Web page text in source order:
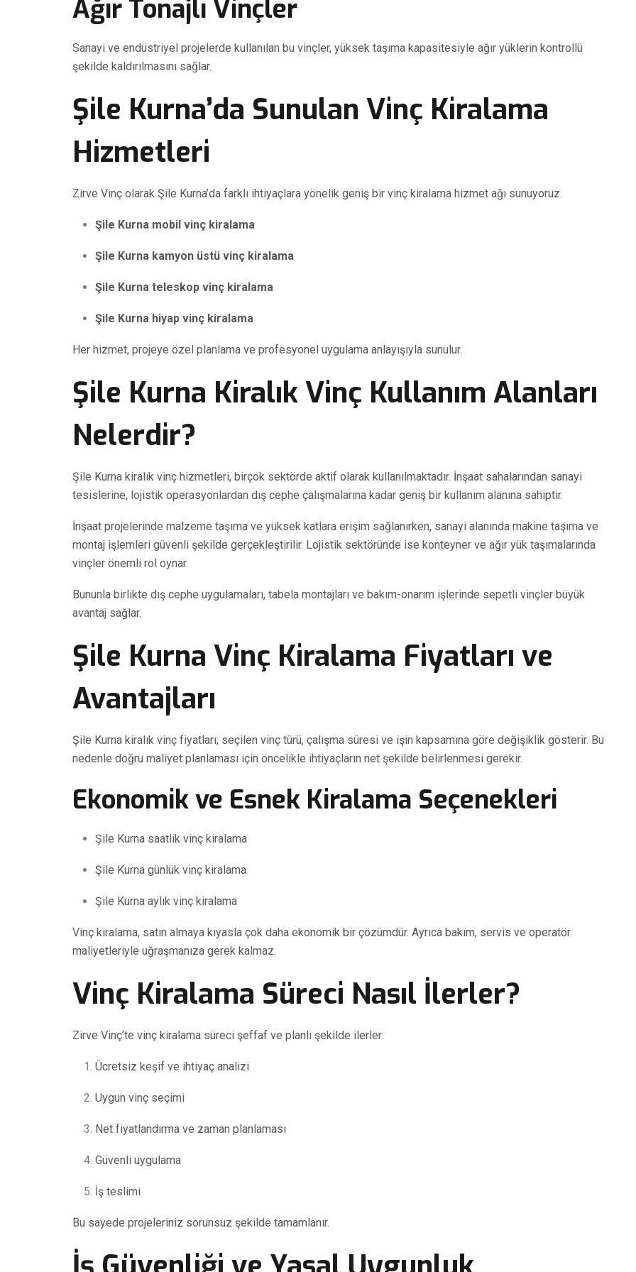
Ağır Tonajlı Vinçler
Sanayi ve endüstriyel projelerde kullanılan bu vinçler, yüksek taşıma kapasitesiyle ağır yüklerin kontrollü
şekilde kaldırılmasını sağlar.
Şile Kurna’da Sunulan Vinç Kiralama
Hizmetleri
Zirve Vinç olarak Şile Kurna’da farklı ihtiyaçlara yönelik geniş bir vinç kiralama hizmet ağı sunuyoruz.
Şile Kurna mobil vinç kiralama
Şile Kurna kamyon üstü vinç kiralama
Şile Kurna teleskop vinç kiralama
Şile Kurna hiyap vinç kiralama
Her hizmet, projeye özel planlama ve profesyonel uygulama anlayışıyla sunulur.
Şile Kurna Kiralık Vinç Kullanım Alanları
Nelerdir?
Şile Kurna kiralık vinç hizmetleri, birçok sektörde aktif olarak kullanılmaktadır. İnşaat sahalarından sanayi
tesislerine, lojistik operasyonlardan dış cephe çalışmalarına kadar geniş bir kullanım alanına sahiptir.
İnşaat projelerinde malzeme taşıma ve yüksek katlara erişim sağlanırken, sanayi alanında makine taşıma ve
montaj işlemleri güvenli şekilde gerçekleştirilir. Lojistik sektöründe ise konteyner ve ağır yük taşımalarında
vinçler önemli rol oynar.
Bununla birlikte dış cephe uygulamaları, tabela montajları ve bakım-onarım işlerinde sepetli vinçler büyük
avantaj sağlar.
Şile Kurna Vinç Kiralama Fiyatları ve
Avantajları
Şile Kurna kiralık vinç fiyatları; seçilen vinç türü, çalışma süresi ve işin kapsamına göre değişiklik gösterir. Bu
nedenle doğru maliyet planlaması için öncelikle ihtiyaçların net şekilde belirlenmesi gerekir.
Ekonomik ve Esnek Kiralama Seçenekleri
Şile Kurna saatlik vinç kiralama
Şile Kurna günlük vinç kiralama
Şile Kurna aylık vinç kiralama
Vinç kiralama, satın almaya kıyasla çok daha ekonomik bir çözümdür. Ayrıca bakım, servis ve operatör
maliyetleriyle uğraşmanıza gerek kalmaz.
Vinç Kiralama Süreci Nasıl İlerler?
Zirve Vinç’te vinç kiralama süreci şeffaf ve planlı şekilde ilerler:
Ücretsiz keşif ve ihtiyaç analizi
Uygun vinç seçimi
Net fiyatlandırma ve zaman planlaması
Güvenli uygulama
İş teslimi
Bu sayede projeleriniz sorunsuz şekilde tamamlanır.